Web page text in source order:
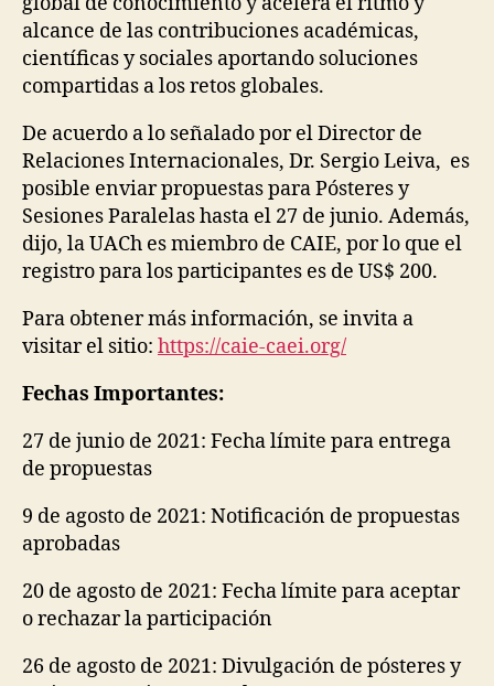
alcance de las contribuciones académicas,
científicas y sociales aportando soluciones
compartidas a los retos globales.
De acuerdo a lo señalado por el Director de
Relaciones Internacionales, Dr. Sergio Leiva, es
posible enviar propuestas para Pósteres y
Sesiones Paralelas hasta el 27 de junio. Además,
dijo, la UACh es miembro de CAIE, por lo que el
registro para los participantes es de US$ 200.
Para obtener más información, se invita a
visitar el sitio: https://caie-caei.org/
Fechas Importantes:
27 de junio de 2021: Fecha límite para entrega
de propuestas
9 de agosto de 2021: Notificación de propuestas
aprobadas
20 de agosto de 2021: Fecha límite para aceptar
o rechazar la participación
26 de agosto de 2021: Divulgación de pósteres y